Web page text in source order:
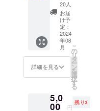
欄に掲
載を希
望され
るお名
前をご
記入く
ださい
お客様
に無料
で提供
するド
リンク
をあな
たのお
名前で3
杯支援
出来る
権利で
「◯◯
さんか
20人
お届
け予
定：
2024
年08
月
詳細を見る
こ
の
リ
タ
ー
ン
を
選
択
す
る
5,0
00 円
残り3